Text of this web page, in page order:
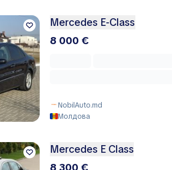
Mercedes E-Class
8 000 €
NobilAuto.md
Молдова
Mercedes E Class